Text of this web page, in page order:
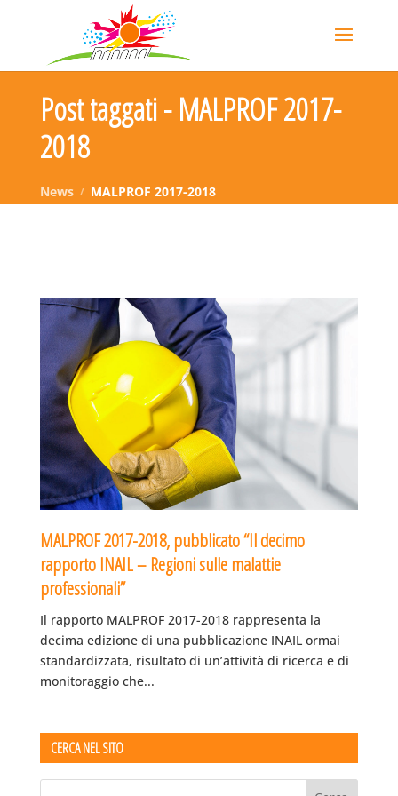
Post taggati - MALPROF 2017-
2018
News MALPROF 2017-2018
MALPROF 2017-2018, pubblicato “Il decimo
rapporto INAIL – Regioni sulle malattie
professionali”
Il rapporto MALPROF 2017-2018 rappresenta la
decima edizione di una pubblicazione INAIL ormai
standardizzata, risultato di un’attività di ricerca e di
monitoraggio che...
CERCA NEL SITO